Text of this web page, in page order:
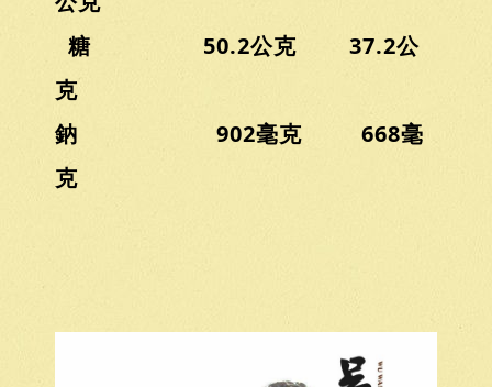
糖 50.2公克 37.2公
克
鈉 902毫克 668毫
克